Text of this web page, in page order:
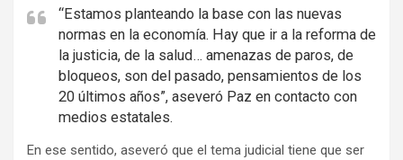
“Estamos planteando la base con las nuevas
normas en la economía. Hay que ir a la reforma de
la justicia, de la salud… amenazas de paros, de
bloqueos, son del pasado, pensamientos de los
20 últimos años”, aseveró Paz en contacto con
medios estatales.
En ese sentido, aseveró que el tema judicial tiene que ser